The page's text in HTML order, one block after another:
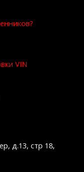
VIN
д.13, стр 18,